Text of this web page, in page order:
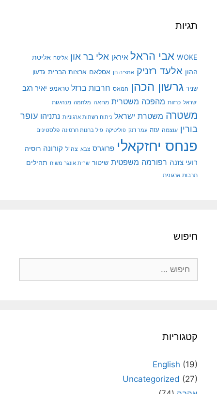
תגיות
WOKE אבי הראל איראן אלי בר און אליטה אליטת
ההון אלעד רזניק אמציה חן אסלאם ארצות הברית גדעון
שניר גרשון הכהן חמאס חרבות ברזל טראמפ יאיר רגב
ישראל כרזות מהפכה משטרית מחאה מלחמה מנהיגות
משטרה משטרת ישראל ניתוח רשתות ארגוניות נתניהו עופר
בורין עוצמה עזה עמר דנק פוליטיקה פיל בחנות חרסינה פלסטינים
פנחס יחזקאלי פרוגרס צבא צה"ל קורונה רוסיה
רועי צזנה רפורמה משפטית שיטור שרית אונגר משיח תהילים
תרבות ארגונית
חיפוש
קטגוריות
English (19)
Uncategorized (27)